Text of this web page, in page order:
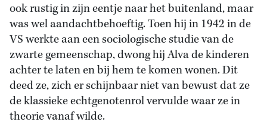
ook rustig in zijn eentje naar het buitenland, maar
was wel aandachtbehoeftig. Toen hij in 1942 in de
VS werkte aan een sociologische studie van de
zwarte gemeenschap, dwong hij Alva de kinderen
achter te laten en bij hem te komen wonen. Dit
deed ze, zich er schijnbaar niet van bewust dat ze
de klassieke echtgenotenrol vervulde waar ze in
theorie vanaf wilde.